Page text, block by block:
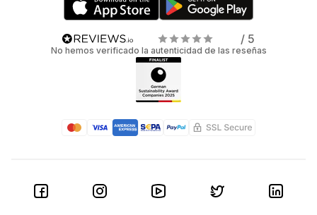
/ 5
No hemos verificado la autenticidad de las reseñas